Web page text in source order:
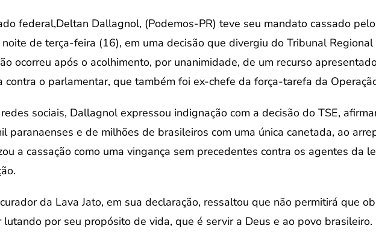
federal,Deltan Dallagnol, (Podemos-PR) teve seu mandato cassado
noite de terça-feira (16), em uma decisão que divergiu do Tribunal
ocorreu após o acolhimento, por unanimidade, de um recurso
contra o parlamentar, que também foi ex-chefe da força-tarefa da
sociais, Dallagnol expressou indignação com a decisão do TSE,
paranaenses e de milhões de brasileiros com uma única canetada, ao
a cassação como uma vingança sem precedentes contra os agentes da
da Lava Jato, em sua declaração, ressaltou que não permitirá que
lutando por seu propósito de vida, que é servir a Deus e ao povo brasileiro.